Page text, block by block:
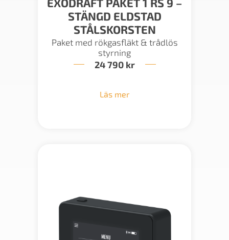
STÄNGD ELDSTAD
STÅLSKORSTEN
Paket med rökgasfläkt & trådlös
styrning
24 790 kr
Läs mer